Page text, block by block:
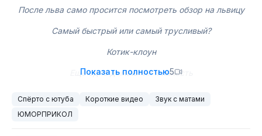
После льва само просится посмотреть обзор на львицу
Самый быстрый или самый трусливый?
Котик-клоун
Ещё одна домашняя живность
Показать полностью5
Спёрто с ютуба Короткие видео
Звук с матами
ЮМОРПРИКОЛ